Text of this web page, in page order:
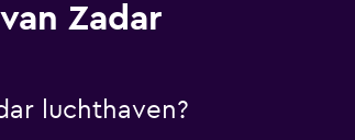
Zadar
luchthaven?